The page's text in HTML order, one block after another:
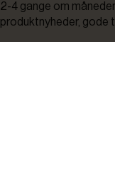
2-4 gange om
produktnyheder, gode